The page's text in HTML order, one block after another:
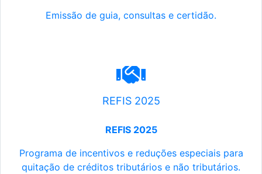
Emissão de guia, consultas e certidão.
REFIS 2025
REFIS 2025
Programa de incentivos e reduções especiais para
quitação de créditos tributários e não tributários.